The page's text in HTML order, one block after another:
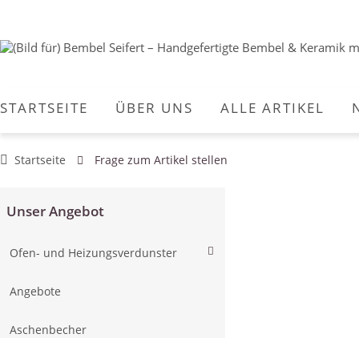
STARTSEITE ÜBER UNS ALLE ARTIKEL
Startseite Frage zum Artikel stellen
Unser Angebot
Ofen- und Heizungsverdunster
Angebote
Aschenbecher